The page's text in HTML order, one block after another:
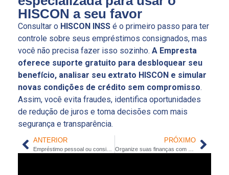
HISCON a seu favor
Consultar o HISCON INSS é o primeiro passo para ter
controle sobre seus empréstimos consignados, mas
você não precisa fazer isso sozinho. A Empresta
oferece suporte gratuito para desbloquear seu
benefício, analisar seu extrato HISCON e simular
novas condições de crédito sem compromisso.
Assim, você evita fraudes, identifica oportunidades
de redução de juros e toma decisões com mais
segurança e transparência.
ANTERIOR PRÓXIMO